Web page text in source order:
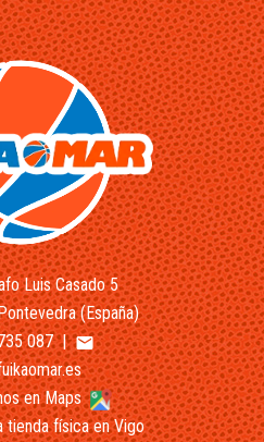
Luis Casado 5
(España)
087|email
en Maps
tienda física en Vigo